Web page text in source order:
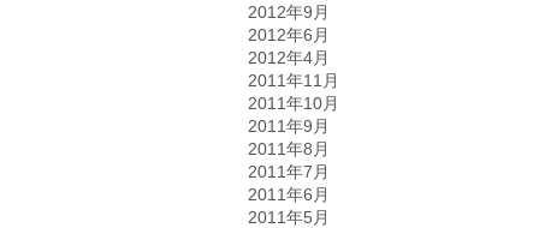
2012年9月
2012年6月
2012年4月
2011年11月
2011年10月
2011年9月
2011年8月
2011年7月
2011年6月
2011年5月